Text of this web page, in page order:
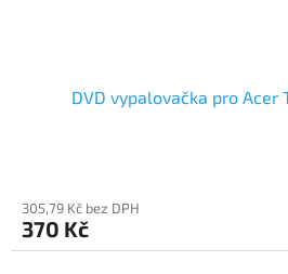
DVD vypalovačka pro Acer
305,79 Kč bez DPH
370 Kč